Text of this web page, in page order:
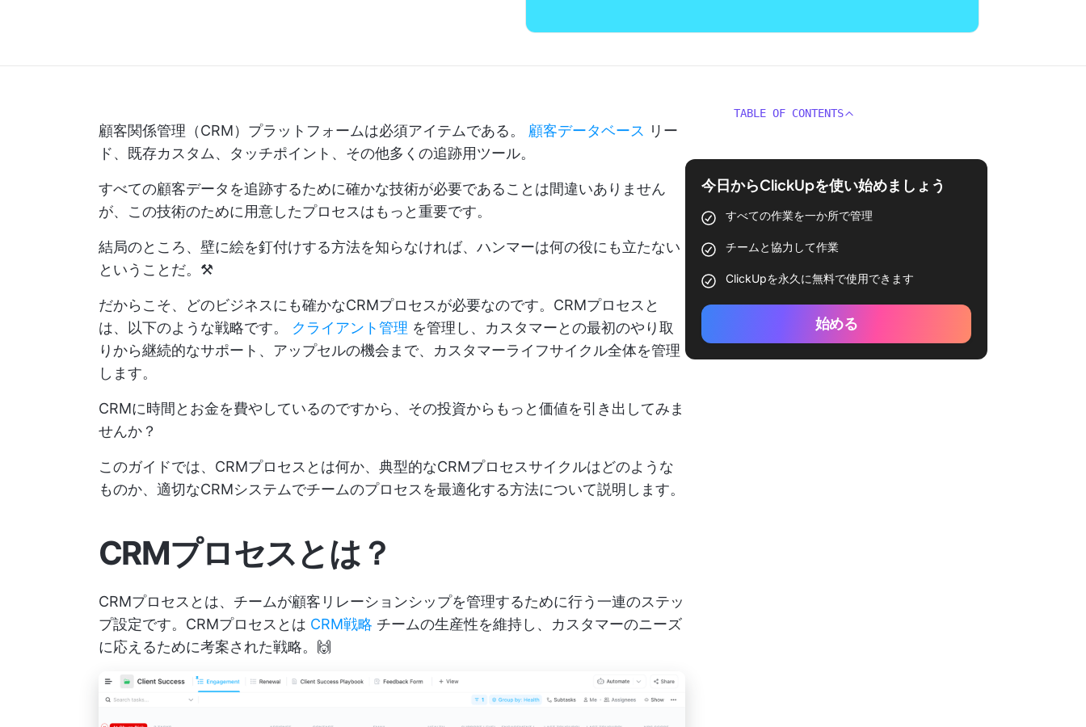
顧客関係管理（CRM）プラットフォームは必須アイテムである。 顧客データベース リー
ド、既存カスタム、タッチポイント、その他多くの追跡用ツール。
すべての顧客データを追跡するために確かな技術が必要であることは間違いありません
が、この技術のために用意したプロセスはもっと重要です。
結局のところ、壁に絵を釘付けする方法を知らなければ、ハンマーは何の役にも立たない
ということだ。⚒️
だからこそ、どのビジネスにも確かなCRMプロセスが必要なのです。CRMプロセスと
は、以下のような戦略です。 クライアント管理 を管理し、カスタマーとの最初のやり取
りから継続的なサポート、アップセルの機会まで、カスタマーライフサイクル全体を管理
します。
CRMに時間とお金を費やしているのですから、その投資からもっと価値を引き出してみま
せんか？
このガイドでは、CRMプロセスとは何か、典型的なCRMプロセスサイクルはどのような
ものか、適切なCRMシステムでチームのプロセスを最適化する方法について説明します。
CRMプロセスとは？
CRMプロセスとは、チームが顧客リレーションシップを管理するために行う一連のステッ
プ設定です。CRMプロセスとは CRM戦略 チームの生産性を維持し、カスタマーのニーズ
に応えるために考案された戦略。🙌
TABLE OF CONTENTS
今日からClickUpを使い始めましょう
すべての作業を一か所で管理
チームと協力して作業
ClickUpを永久に無料で使用できます
始める